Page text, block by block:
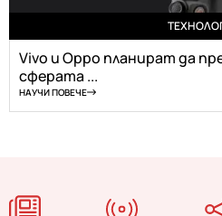
Vivo и Oppo планират да
сферата ...
НАУЧИ ПОВЕЧЕ